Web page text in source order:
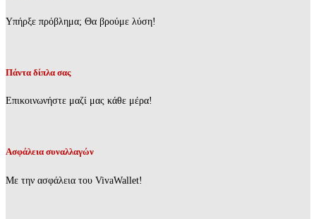
Υπήρξε πρόβλημα; Θα βρούμε λύση!
Πάντα δίπλα σας
Επικοινωνήστε μαζί μας κάθε μέρα!
Ασφάλεια συναλλαγών
Με την ασφάλεια του VivaWallet!